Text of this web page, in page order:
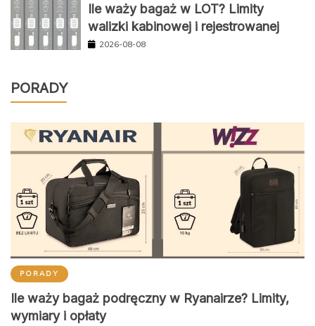
Ile waży bagaż w LOT? Limity
walizki kabinowej i rejestrowanej
2026-08-08
PORADY
PORADY
Ile waży bagaż podręczny w Ryanairze? Limity,
wymiary i opłaty